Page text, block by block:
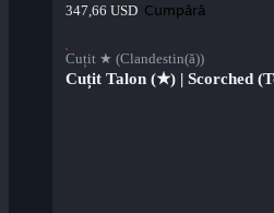
347,66 USD Cumpără
Cuțit ★ (Clandestin(ă))
Cuțit Talon (★) | Scorched